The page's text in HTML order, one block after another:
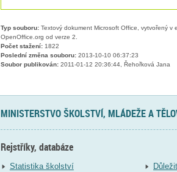
Typ souboru:Textový dokument Microsoft Office, vytvořený v
OpenOffice.org od verze 2.
Počet stažení:1822
Poslední změna souboru:2013-10-10 06:37:23
Soubor publikován:2011-01-12 20:36:44, Řehořková Jana
MINISTERSTVO ŠKOLSTVÍ, MLÁDEŽE A
Rejstříky, databáze
Statistika školství